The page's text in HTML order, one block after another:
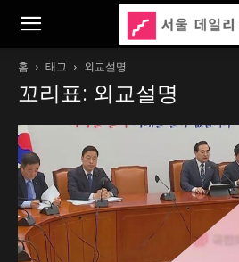
홈 태그 외교설명
꼬리표: 외교설명